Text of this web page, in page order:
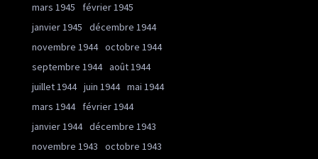
mars 1945
février 1945
janvier 1945
décembre 1944
novembre 1944 octobre 1944
septembre 1944 août 1944
juillet 1944 juin 1944 mai 1944
mars 1944
février 1944
janvier 1944 décembre 1943
novembre 1943
octobre 1943